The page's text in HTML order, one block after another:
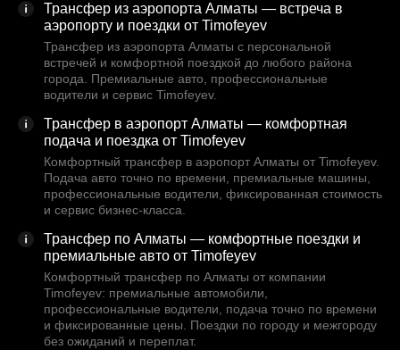
Трансфер из аэропорта Алматы — встреча в
аэропорту и поездки от Timofeyev
Трансфер из аэропорта Алматы с персональной
встречей и комфортной поездкой до любого района
города. Премиальные авто, профессиональные
водители и сервис Timofeyev.
Трансфер в аэропорт Алматы — комфортная
подача и поездка от Timofeyev
Комфортный трансфер в аэропорт Алматы от Timofeyev.
Подача авто точно по времени, премиальные машины,
профессиональные водители, фиксированная стоимость
и сервис бизнес-класса.
Трансфер по Алматы — комфортные поездки и
премиальные авто от Timofeyev
Комфортный трансфер по Алматы от компании
Timofeyev: премиальные автомобили,
профессиональные водители, подача точно по времени
и фиксированные цены. Поездки по городу и межгороду
без ожиданий и переплат.